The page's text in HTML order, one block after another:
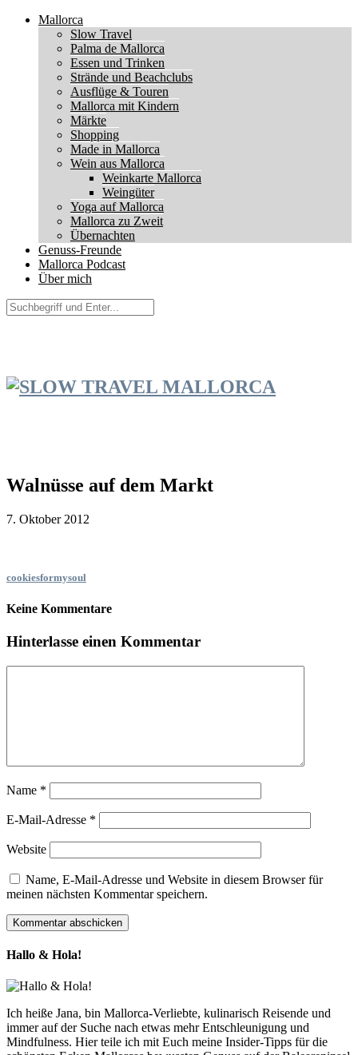
Mallorca
Slow Travel
Palma de Mallorca
Essen und Trinken
Strände und Beachclubs
Ausflüge & Touren
Mallorca mit Kindern
Märkte
Shopping
Made in Mallorca
Wein aus Mallorca
Weinkarte Mallorca
Weingüter
Yoga auf Mallorca
Mallorca zu Zweit
Übernachten
Genuss-Freunde
Mallorca Podcast
Über mich
Walnüsse auf dem Markt
7. Oktober 2012
cookiesformysoul
Keine Kommentare
Hinterlasse einen Kommentar
Name *
E-Mail-Adresse *
Website
Name, E-Mail-Adresse und Website in diesem Browser für
meinen nächsten Kommentar speichern.
Hallo & Hola!
Ich heiße Jana, bin Mallorca-Verliebte, kulinarisch Reisende und
immer auf der Suche nach etwas mehr Entschleunigung und
Mindfulness. Hier teile ich mit Euch meine Insider-Tipps für die